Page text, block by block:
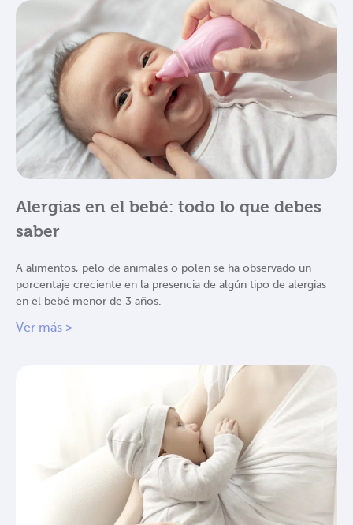
Alergias en el bebé: todo lo que debes
saber
A alimentos, pelo de animales o polen se ha observado un
porcentaje creciente en la presencia de algún tipo de alergias
en el bebé menor de 3 años.
Ver más >